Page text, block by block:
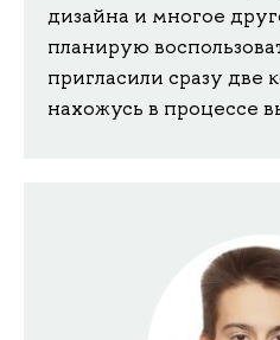
дизайна и многое
планирую
пригласили сразу две
нахожусь в процессе